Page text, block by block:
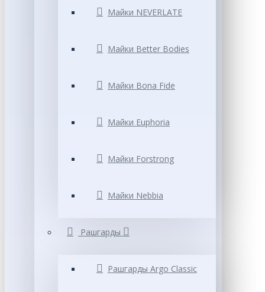
Майки NEVERLATE
Майки Better Bodies
Майки Bona Fide
Майки Euphoria
Майки Forstrong
Майки Nebbia
Рашгарды
Рашгарды Argo Classic